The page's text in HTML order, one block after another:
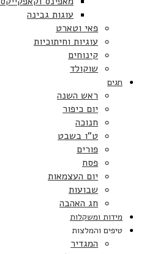
עוגות גבינה
פאי וטארט
עוגיות וחיתוכיות
קינוחים
שוקולד
חגים
ראש השנה
יום כיפור
חנוכה
ט”ו בשבט
פורים
פסח
יום העצמאות
שבועות
חג האהבה
מידות ומשקלות
טיפים והמלצות
המגדיר